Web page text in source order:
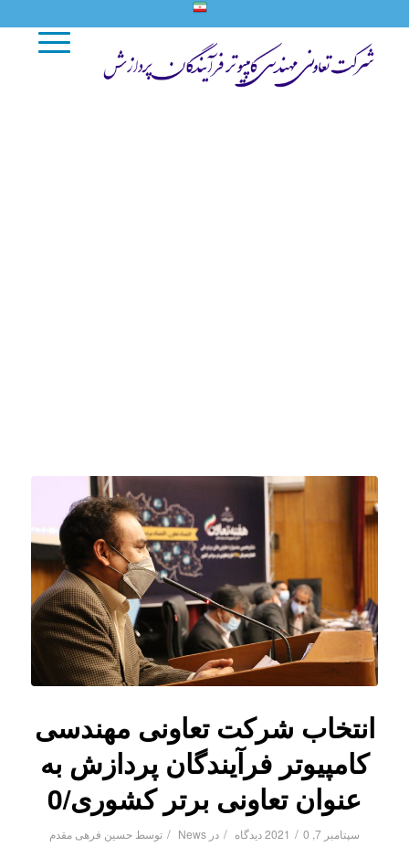
انتخاب شرکت تعاونی مهندسی
کامپیوتر فرآیندگان پردازش به
عنوان تعاونی برتر کشوری/0
سپتامبر 7, 2021 / 0 دیدگاه / در News
/ توسط حسین فرهی مقدم